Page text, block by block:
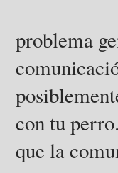
problema
con tu
que la